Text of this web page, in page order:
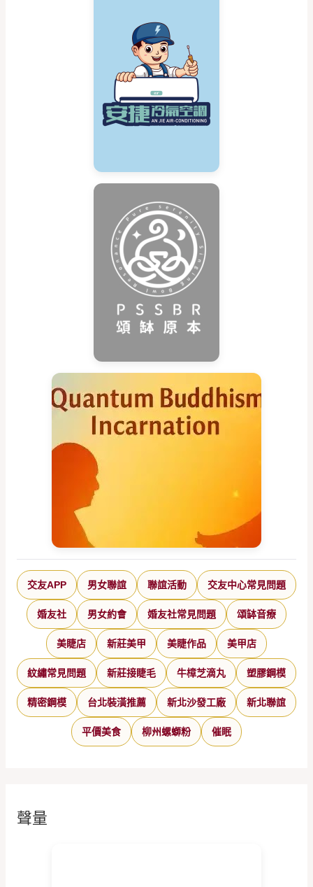
交友APP 男女聯誼 聯誼活動 交友中心常見問題
婚友社 男女約會 婚友社常見問題 頌缽音療
美睫店 新莊美甲 美睫作品 美甲店
紋繡常見問題 新莊接睫毛 牛樟芝滴丸 塑膠鋼模
精密鋼模 台北裝潢推薦 新北沙發工廠 新北聯誼
平價美食 柳州螺螄粉 催眠
聲量